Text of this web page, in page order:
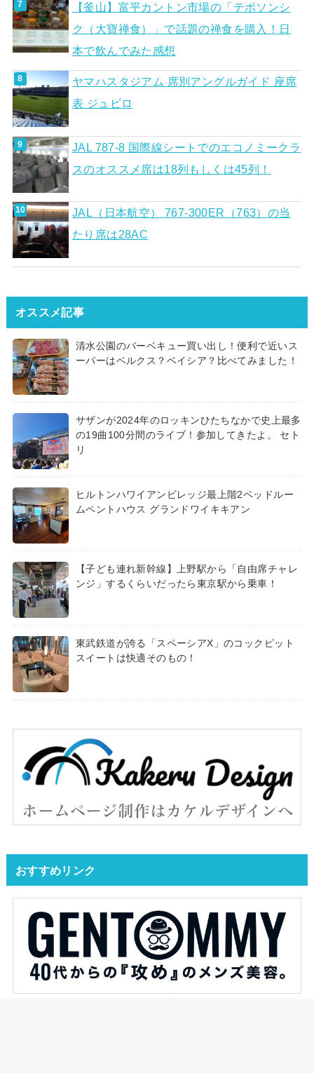
【釜山】富平カントン市場の「テボソンシ
ク（大寶禅食）」で話題の禅食を購入！日
本で飲んでみた感想
ヤマハスタジアム 席別アングルガイド 座席
表 ジュビロ
JAL 787-8 国際線シートでのエコノミークラ
スのオススメ席は18列もしくは45列！
JAL（日本航空） 767-300ER（763）の当
たり席は28AC
オススメ記事
清水公園のバーベキュー買い出し！便利で近いス
ーパーはベルクス？ベイシア？比べてみました！
サザンが2024年のロッキンひたちなかで史上最多
の19曲100分間のライブ！参加してきたよ。 セト
リ
ヒルトンハワイアンビレッジ最上階2ベッドルー
ムペントハウス グランドワイキキアン
【子ども連れ新幹線】上野駅から「自由席チャレ
ンジ」するくらいだったら東京駅から乗車！
東武鉄道が誇る「スペーシアX」のコックピット
スイートは快適そのもの！
おすすめリンク